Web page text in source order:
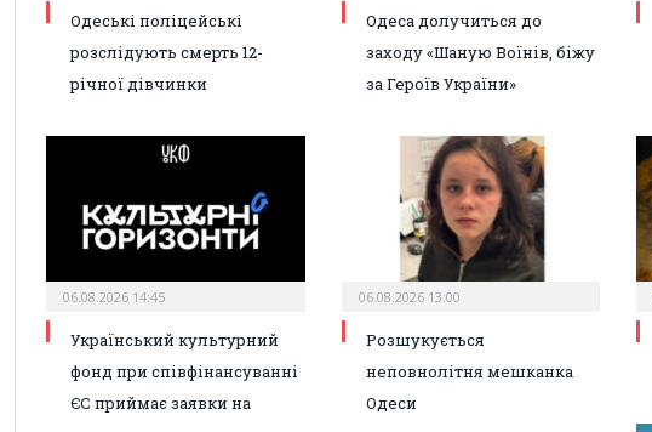
Одеські поліцейські
розслідують смерть 12-
річної дівчинки
Одеса долучиться до
заходу «Шаную Воїнів, біжу
за Героїв України»
06.08.2026 14:45
Український культурний
фонд при співфінансуванні
ЄС приймає заявки на
06.08.2026 13:00
Розшукується
неповнолітня мешканка
Одеси